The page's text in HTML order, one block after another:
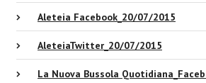
Aleteia Facebook_20/07/2015
AleteiaTwitter_20/07/2015
La Nuova Bussola